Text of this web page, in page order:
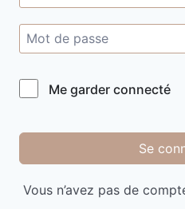
Me garder connecté
Se
Vous n’avez pas de